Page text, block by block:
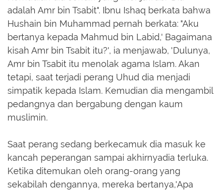
adalah Amr bin Tsabit". Ibnu Ishaq berkata bahwa
Hushain bin Muhammad pernah berkata: "Aku
bertanya kepada Mahmud bin Labid,' Bagaimana
kisah Amr bin Tsabit itu?', ia menjawab, 'Dulunya,
Amr bin Tsabit itu menolak agama Islam. Akan
tetapi, saat terjadi perang Uhud dia menjadi
simpatik kepada Islam. Kemudian dia mengambil
pedangnya dan bergabung dengan kaum
muslimin.
Saat perang sedang berkecamuk dia masuk ke
kancah peperangan sampai akhirnyadia terluka.
Ketika ditemukan oleh orang-orang yang
sekabilah dengannya, mereka bertanya,'Apa